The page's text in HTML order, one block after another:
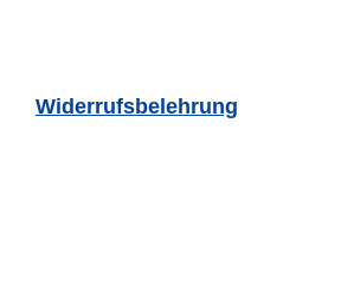
Widerrufsbelehrung